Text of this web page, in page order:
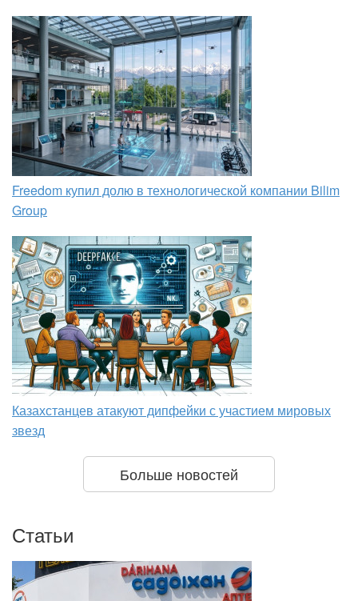
Freedom купил долю в технологической компании Bilim
Group
Казахстанцев атакуют дипфейки с участием мировых
звезд
Больше новостей
Статьи